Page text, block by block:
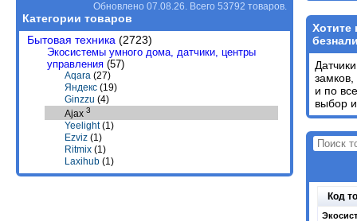
Обновлено 07.08.26. Всего 53792 товаров.
Категории товаров
Бытовая техника (2723)
Экосистемы умного дома, датчики, центры
управления (57)
Aqara (27)
Яндекс (19)
Ginzzu (4)
Ajax 3
Yeelight(1)
Ezviz (1)
Ritmix (1)
Laxihub (1)
Хотите
и по
выбор
Код